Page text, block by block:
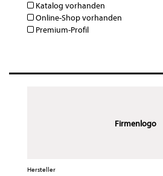
Katalog vorhanden
Online-Shop vorhanden
Premium-Profil
Firmenlogo
Hersteller